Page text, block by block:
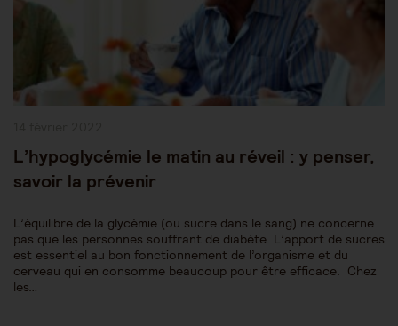
L’hypoglycémie le matin au réveil : y penser,
savoir la prévenir
L’équilibre de la glycémie (ou sucre dans le sang) ne concerne
pas que les personnes souffrant de diabète. L’apport de sucres
est essentiel au bon fonctionnement de l’organisme et du
cerveau qui en consomme beaucoup pour être efficace. Chez
les…